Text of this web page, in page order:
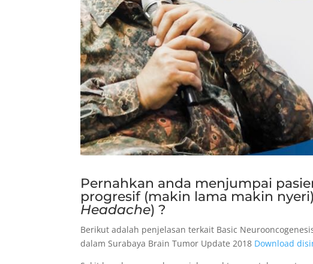
Pernahkan anda menjumpai
progresif (makin lama makin
Headache) ?
Berikut adalah penjelasan terkait Basic
dalam Surabaya Brain Tumor Update 2018 Download